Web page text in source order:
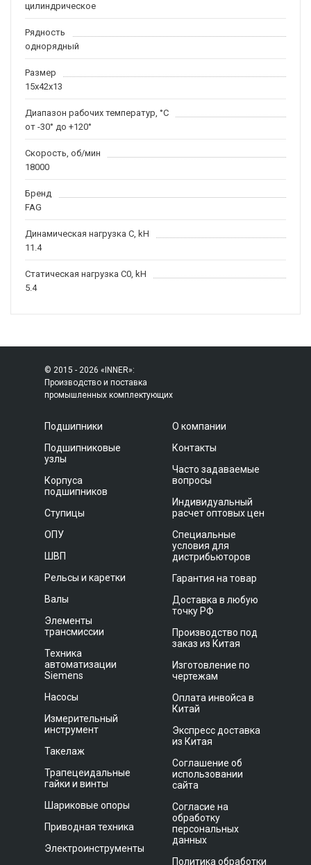
цилиндрическое
Рядность
однорядный
Размер
15x42x13
Диапазон рабочих температур, °C
от -30° до +120°
Скорость, об/мин
18000
Бренд
FAG
Динамическая нагрузка C, kН
11.4
Статическая нагрузка C0, kH
5.4
© 2015 - 2026 «INNER»:
Производство и поставка
промышленных комплектующих
Подшипники
Подшипниковые
узлы
Корпуса
подшипников
Ступицы
ОПУ
ШВП
Рельсы и каретки
Валы
Элементы
трансмиссии
Техника
автоматизации
Siemens
Насосы
Измерительный
инструмент
Такелаж
Трапецеидальные
гайки и винты
Шариковые опоры
Приводная техника
Электроинструменты
О компании
Контакты
Часто задаваемые
вопросы
Индивидуальный
расчет оптовых цен
Специальные
условия для
дистрибьюторов
Гарантия на товар
Доставка в любую
точку РФ
Производство под
заказ из Китая
Изготовление по
чертежам
Оплата инвойса в
Китай
Экспресс доставка
из Китая
Соглашение об
использовании
сайта
Согласие на
обработку
персональных
данных
Политика обработки